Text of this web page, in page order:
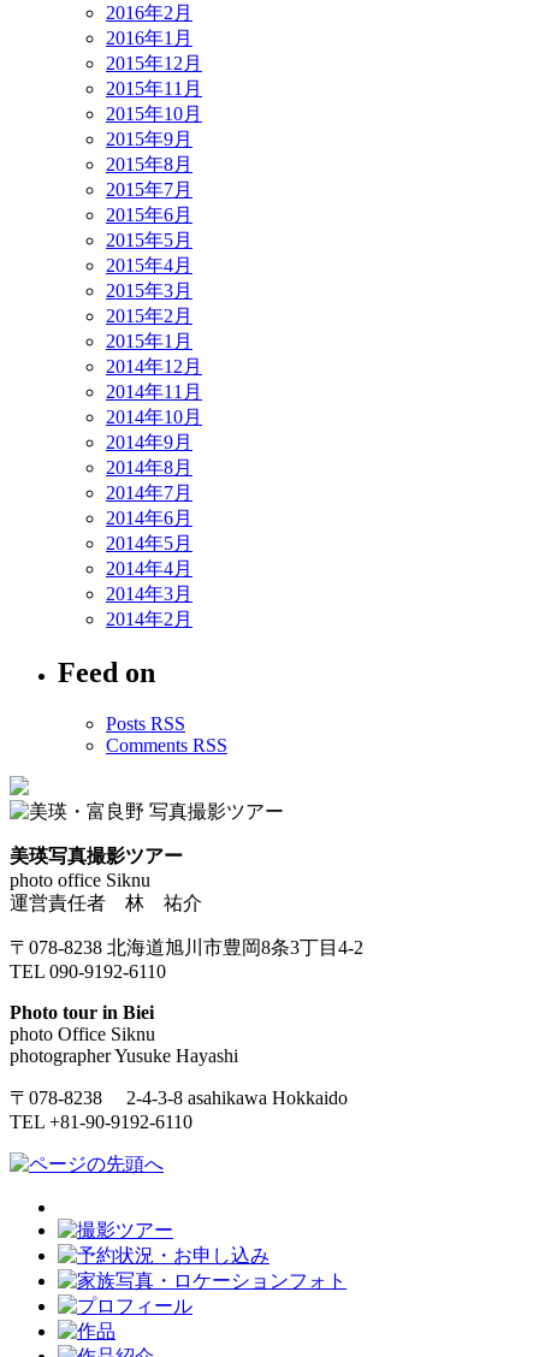
2016年2月
2016年1月
2015年12月
2015年11月
2015年10月
2015年9月
2015年8月
2015年7月
2015年6月
2015年5月
2015年4月
2015年3月
2015年2月
2015年1月
2014年12月
2014年11月
2014年10月
2014年9月
2014年8月
2014年7月
2014年6月
2014年5月
2014年4月
2014年3月
2014年2月
Feed on
Posts RSS
Comments RSS
美瑛写真撮影ツアー
photo office Siknu
運営責任者 林 祐介
〒078-8238 北海道旭川市豊岡8条3丁目4-2
TEL 090-9192-6110
Photo tour in Biei
photo Office Siknu
photographer Yusuke Hayashi
〒078-8238 2-4-3-8 asahikawa Hokkaido
TEL +81-90-9192-6110